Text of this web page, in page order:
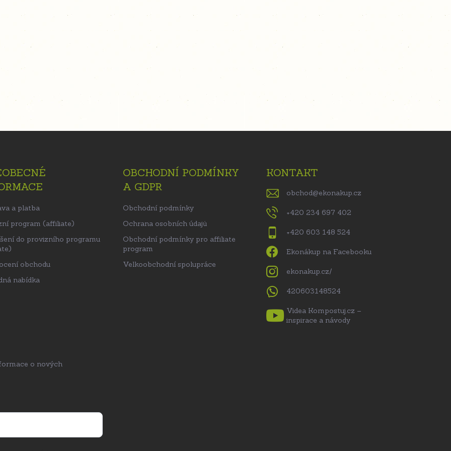
a platba
program (affiliate)
do provizního programu
obchodu
nabídka
OBCHODNÍ PODMÍNKY
A GDPR
Obchodní podmínky
Ochrana osobních údajů
Obchodní podmínky pro affiliate
program
Velkoobchodní spolupráce
KONTAKT
obchod@ekonakup.cz
+420 234 697 402
+420 603 148 524
Ekonákup na Facebooku
ekonakup.cz/
420603148524
Videa Kompostuj.cz –
inspirace a návody
o nových